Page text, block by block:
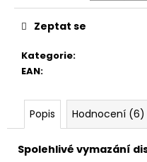
Kategorie:
EAN:
Zeptat se
Popis Hodnocení (6)
Spolehlivé vymazání